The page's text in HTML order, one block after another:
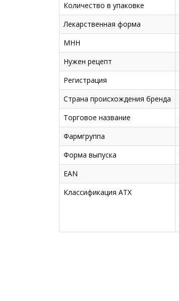
Количество в упаковке
Лекарственная форма
МНН
Нужен рецепт
Регистрация
Страна происхождения бренда
Торговое название
Фармгруппа
Форма выпуска
EAN
Классификация ATX